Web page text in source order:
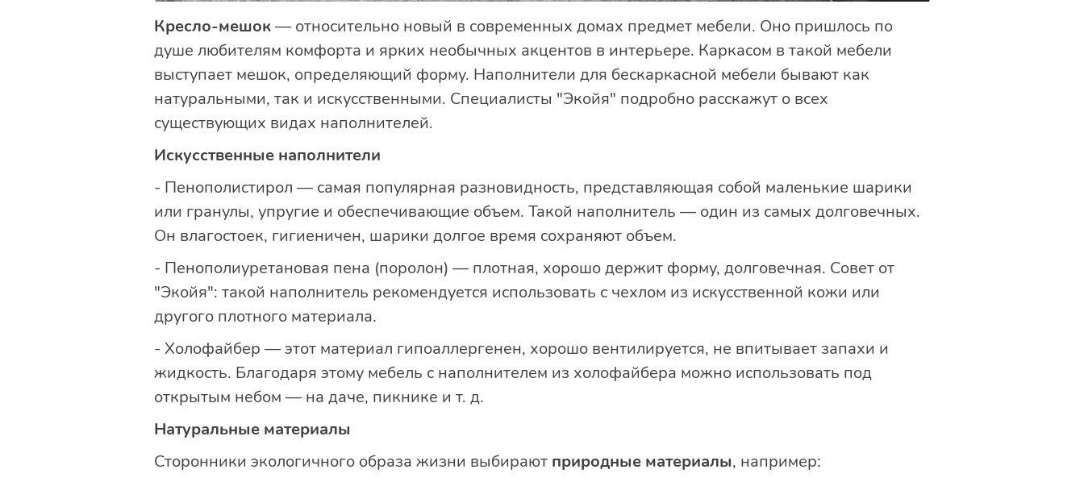
Кресло-мешок— относительно новый в современных домах предмет мебели. Оно пришлось по
душе любителям комфорта и ярких необычных акцентов в интерьере. Каркасом в такой мебели
выступает мешок, определяющий форму. Наполнители для бескаркасной мебели бывают как
натуральными, так и искусственными. Специалисты "Экойя" подробно расскажут о всех
существующих видах наполнителей.
Искусственные наполнители
- Пенополистирол — самая популярная разновидность, представляющая собой маленькие шарики
или гранулы, упругие и обеспечивающие объем. Такой наполнитель — один из самых долговечных.
Он влагостоек, гигиеничен, шарики долгое время сохраняют объем.
- Пенополиуретановая пена (поролон) — плотная, хорошо держит форму, долговечная. Совет от
"Экойя": такой наполнитель рекомендуется использовать с чехлом из искусственной кожи или
другого плотного материала.
- Холофайбер — этот материал гипоаллергенен, хорошо вентилируется, не впитывает запахи и
жидкость. Благодаря этому мебель с наполнителем из холофайбера можно использовать под
открытым небом — на даче, пикнике и т. д.
Натуральные материалы
Сторонники экологичного образа жизни выбирают природные материалы, например: